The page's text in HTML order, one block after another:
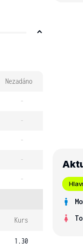
Nezadáno
-
-
-
-
-
Kurs
1.30